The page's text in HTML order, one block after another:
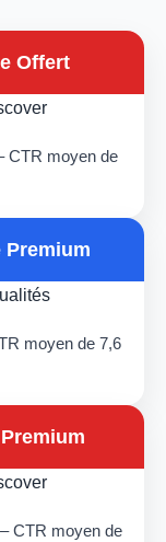
Offert
CTR moyen de
moyen de 7,6
CTR moyen de